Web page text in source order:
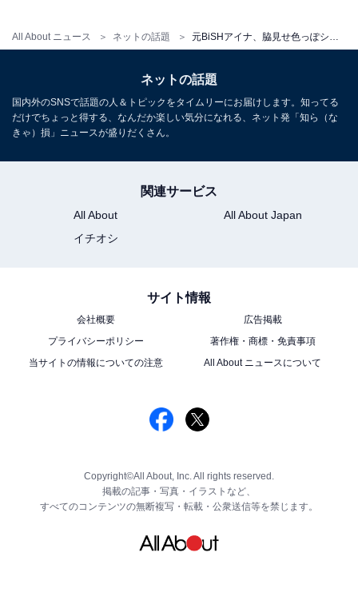
All About ニュース ネットの話題
ネットの話題
国内外のSNSで話題の人＆トピックをタイムリーにお届けします。知ってる
だけでちょっと得する、なんだか楽しい気分になれる、ネット発「知ら（な
きゃ）損」ニュースが盛りだくさん。
関連サービス
All About
All About Japan
イチオシ
サイト情報
会社概要
広告掲載
プライバシーポリシー
著作権・商標・免責事項
当サイトの情報についての注意
All About ニュースについて
Copyright©All About, Inc. All rights reserved.
掲載の記事・写真・イラストなど、
すべてのコンテンツの無断複写・転載・公衆送信等を禁じます。